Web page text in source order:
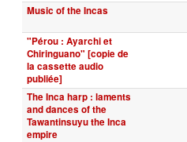
Music of the Incas
"Pérou : Ayarchi et
Chiringuano" [copie de
la cassette audio
publiée]
The Inca harp : laments
and dances of the
Tawantinsuyu the Inca
empire